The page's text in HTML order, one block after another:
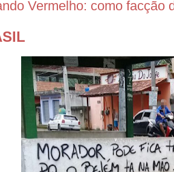
Vermelho: como facção